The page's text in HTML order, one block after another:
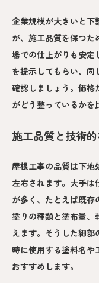
企業規模が大きいと下
が、施工品質を保つ
場での仕上がりも安定
を提示してもらい、同
確認しましょう。価格
がどう整っているかを
施工品質と技術
屋根工事の品質は下地
左右されます。大手は
が多く、たとえば既
塗りの種類と塗布量、
えます。そうした細部
時に使用する塗料名や
おすすめします。